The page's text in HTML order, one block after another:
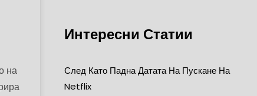
на
Интересни Статии
След Като Падна Датата На Пускане На
Netflix